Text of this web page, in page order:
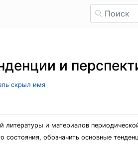
и
скрыл имя
и материалов
состояния, обозначить основные